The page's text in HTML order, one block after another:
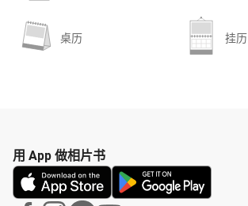
桌历 挂历
用 App 做相片书